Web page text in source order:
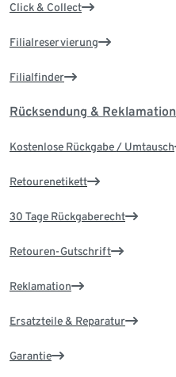
Click & Collect
Filialreservierung
Filialfinder
Rücksendung & Reklamation
Kostenlose Rückgabe / Umtausch
Retourenetikett
30 Tage Rückgaberecht
Retouren-Gutschrift
Reklamation
Ersatzteile & Reparatur
Garantie